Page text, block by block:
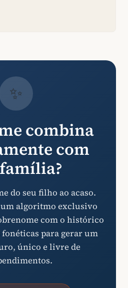
✨
combina
com
do seu filho ao acaso.
algoritmo exclusivo
com o histórico
fonéticas para gerar um
único e livre de